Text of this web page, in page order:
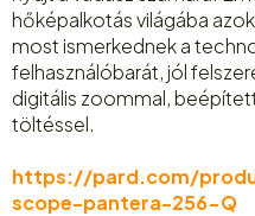
hőképalkotás világába
most ismerkednek a
felhasználóbarát, jól
digitális zoommal,
töltéssel.
https://pard.com/
scope-pantera-256-Q